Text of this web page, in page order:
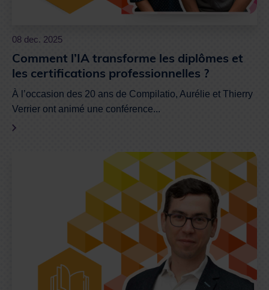
08 dec. 2025
Comment l’IA transforme les diplômes et
les certifications professionnelles ?
À l’occasion des 20 ans de Compilatio, Aurélie et Thierry
Verrier ont animé une conférence...